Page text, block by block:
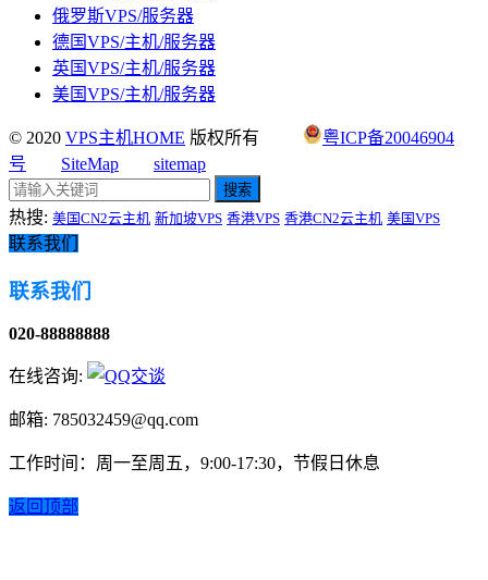
俄罗斯VPS/服务器
德国VPS/主机/服务器
英国VPS/主机/服务器
美国VPS/主机/服务器
© 2020 VPS主机HOME 版权所有
粤ICP备20046904
号
SiteMap sitemap
搜索
热搜: 美国CN2云主机 新加坡VPS 香港VPS 香港CN2云主机 美国VPS
联系我们
联系我们
020-88888888
在线咨询:
邮箱: 785032459@qq.com
工作时间：周一至周五，9:00-17:30，节假日休息
返回顶部